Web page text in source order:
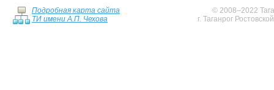
Подробная карта сайта
ТИ имени А.П. Чехова
© 2008–2022
г. Таганрог